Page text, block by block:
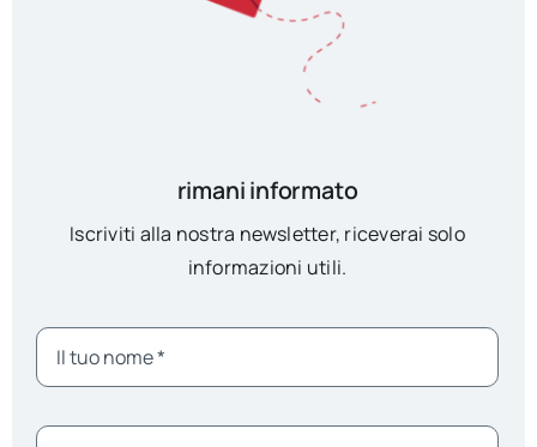
rimani informato
Iscriviti alla nostra newsletter, riceverai solo
informazioni utili.